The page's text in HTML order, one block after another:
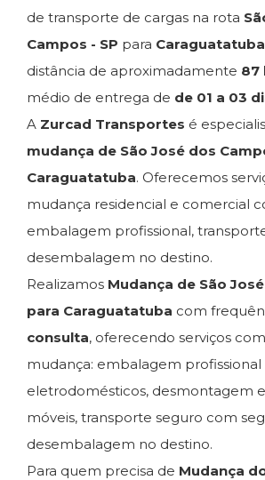
de transporte de cargas na rota
Campos - SP para Caraguatatuba
distância de aproximadamente 87
médio de entrega de de 01 a 03
A Zurcad Transportes é
mudança de São José dos
Caraguatatuba. Oferecemos
mudança residencial e comercial
embalagem profissional,
desembalagem no destino.
Realizamos Mudança de São
para Caraguatatuba com
consulta, oferecendo serviços
mudança: embalagem profissional
eletrodomésticos, desmontagem
móveis, transporte seguro com
desembalagem no destino.
Para quem precisa de Mudança